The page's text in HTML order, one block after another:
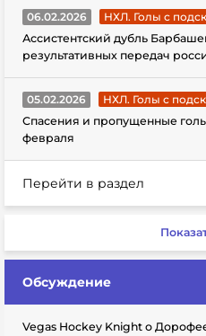
06.02.2026
НХЛ. Голы с
Ассистентский дубль
результативных передач
05.02.2026
НХЛ. Голы с
Спасения и пропущенные
февраля
Перейти в раздел
Обсуждение
Vegas Hockey Knight о